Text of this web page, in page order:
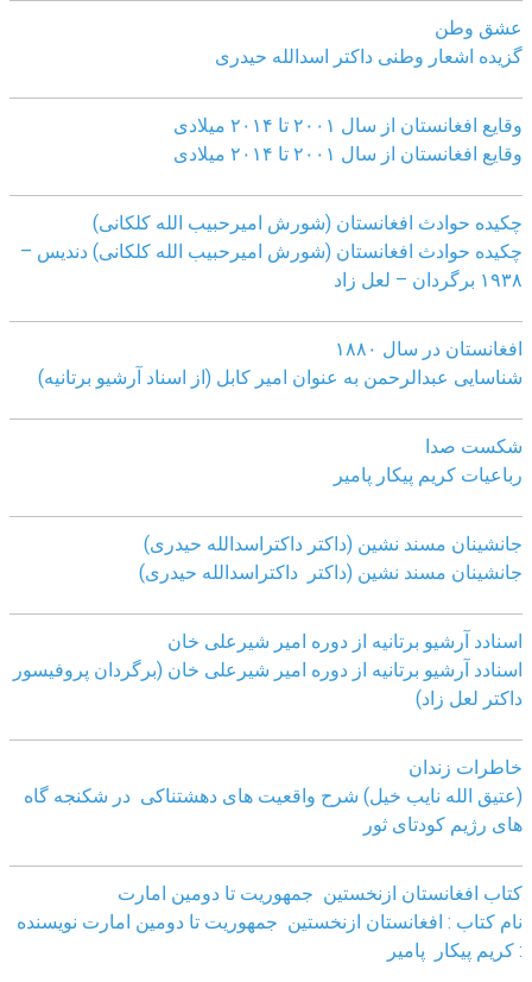
عشق وطن
گزیده اشعار وطنی داکتر اسدالله حیدری
وقایع افغانستان از سال ۲۰۰۱ تا ۲۰۱۴ میلادی
وقایع افغانستان از سال ۲۰۰۱ تا ۲۰۱۴ میلادی
چکیده حوادث افغانستان (شورش امیرحبیب الله کلکانی)
چکیده حوادث افغانستان (شورش امیرحبیب الله کلکانی) دندیس –
١٩٣٨ برگردان – لعل زاد
افغانستان در سال ۱۸۸۰
شناسایی عبدالرحمن به عنوان امیر کابل (از اسناد آرشیو برتانیه)
شکست صدا
رباعیات کریم پیکار پامیر
جانشینان مسند نشین (داکتر داکتراسدالله حیدری)
جانشینان مسند نشین (داکتر داکتراسدالله حیدری)
اسنادد آرشیو برتانیه از دوره امیر شیرعلی خان
اسنادد آرشیو برتانیه از دوره امیر شیرعلی خان (برگردان پروفیسور
داکتر لعل زاد)
خاطرات زندان
(عتیق الله نایب خیل) شرح واقعیت های دهشتناکی در شکنجه گاه
های رژیم کودتای ثور
کتاب افغانستان ازنخستین جمهوریت تا دومین امارت
نام کتاب : افغانستان ازنخستین جمهوریت تا دومین امارت نویسنده
: کریم پیکار پامیر